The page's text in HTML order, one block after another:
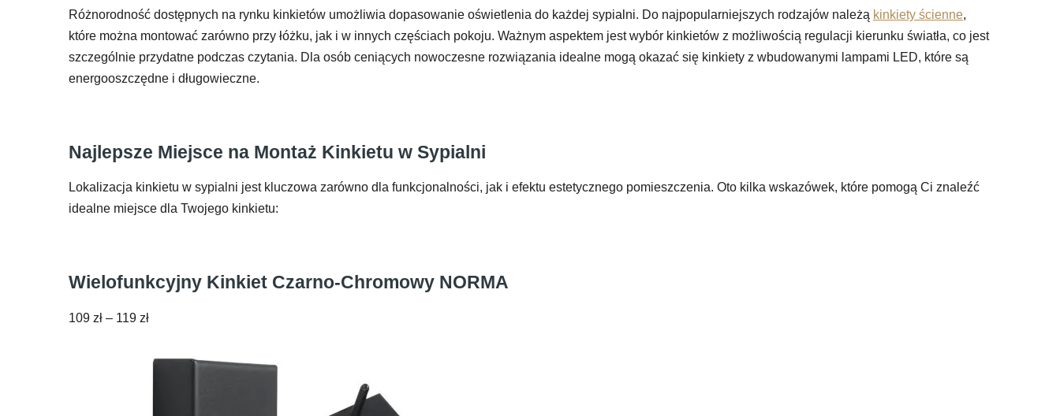
Różnorodność dostępnych na rynku kinkietów umożliwia dopasowanie oświetlenia do każdej sypialni. Do najpopularniejszych rodzajów należą kinkiety ścienne,
które można montować zarówno przy łóżku, jak i w innych częściach pokoju. Ważnym aspektem jest wybór kinkietów z możliwością regulacji kierunku światła, co jest
szczególnie przydatne podczas czytania. Dla osób ceniących nowoczesne rozwiązania idealne mogą okazać się kinkiety z wbudowanymi lampami LED, które są
energooszczędne i długowieczne.
Najlepsze Miejsce na Montaż Kinkietu w Sypialni
Lokalizacja kinkietu w sypialni jest kluczowa zarówno dla funkcjonalności, jak i efektu estetycznego pomieszczenia. Oto kilka wskazówek, które pomogą Ci znaleźć
idealne miejsce dla Twojego kinkietu:
Wielofunkcyjny Kinkiet Czarno-Chromowy NORMA
109 zł – 119 złZakres
od